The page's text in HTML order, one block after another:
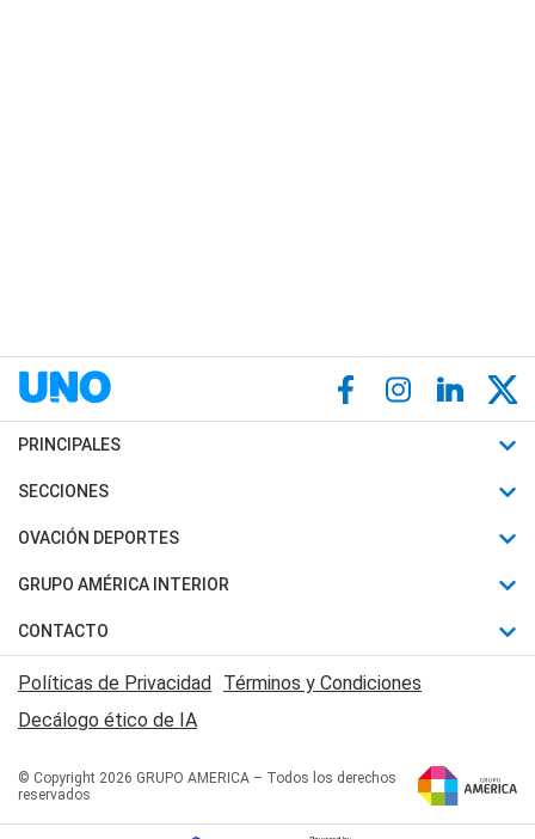
PRINCIPALES
Últimas Noticias
Política
Judiciales
Economia
SECCIONES
Horóscopo
Motores
Trucos caseros
Series y Películas
Edictos y Solicitadas
OVACIÓN DEPORTES
Fútbol
Mundial
Automovilismo
Rugby
Básquet
GRUPO AMÉRICA INTERIOR
Canal 7 en Vivo
San Juan 8
CONTACTO
Acerca de Nosotros
Contactanos
Políticas de Privacidad Términos y Condiciones
Decálogo ético de IA
© Copyright 2026 GRUPO AMERICA – Todos los derechos
reservados